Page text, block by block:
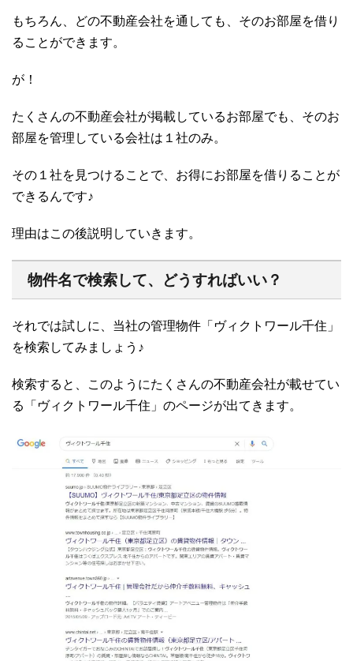
もちろん、どの不動産会社を通しても、そのお部屋を借り
ることができます。
が！
たくさんの不動産会社が掲載しているお部屋でも、そのお
部屋を管理している会社は１社のみ。
その１社を見つけることで、お得にお部屋を借りることが
できるんです♪
理由はこの後説明していきます。
物件名で検索して、どうすればいい？
それでは試しに、当社の管理物件「ヴィクトワール千住」
を検索してみましょう♪
検索すると、このようにたくさんの不動産会社が載せてい
る「ヴィクトワール千住」のページが出てきます。